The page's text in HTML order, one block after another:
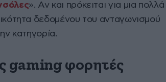
». Αν και πρόκειται για μια πολλά
δεδομένου του ανταγωνισμού
κατηγορία.
gaming φορητές